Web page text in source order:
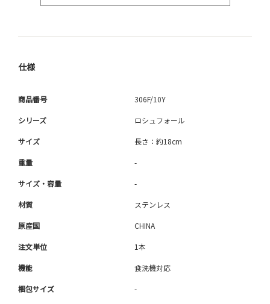
仕様
商品番号 306F/10Y
シリーズ ロシュフォール
サイズ 長さ：約18cm
重量 -
サイズ・容量 -
材質 ステンレス
原産国 CHINA
注文単位 1本
機能 食洗機対応
梱包サイズ -